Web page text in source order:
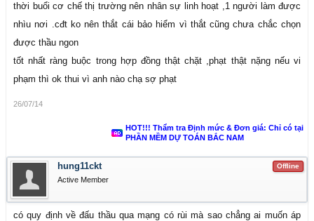
thời buổi cơ chế thị trường nên nhân sự linh hoạt ,1 người làm được
nhìu nơi .cđt ko nên thắt cái bảo hiểm vì thắt cũng chưa chắc chọn
được thầu ngon
tốt nhất ràng buộc trong hợp đồng thật chặt ,phạt thật nặng nếu vi
phạm thì ok thui vì anh nào chạ sợ phạt
26/07/14
HOT!!! Thẩm tra Định mức & Đơn giá: Chỉ có tại
PHẦN MỀM DỰ TOÁN BẮC NAM
Offline
hung11ckt
Active Member
có quy định về đấu thầu qua mạng có rùi mà sao chẳng ai muốn áp